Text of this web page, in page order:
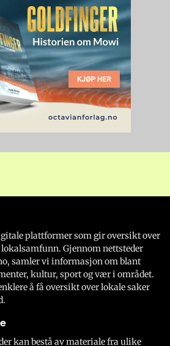
plattformer som gir oversikt over
Gjennom nettsteder
samler vi informasjon om blant
kultur, sport og vær i området.
å få oversikt over lokale saker
kan bestå av materiale fra ulike